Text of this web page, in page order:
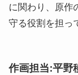
に関わり、原作
守る役割を担っ
作画担当:平野